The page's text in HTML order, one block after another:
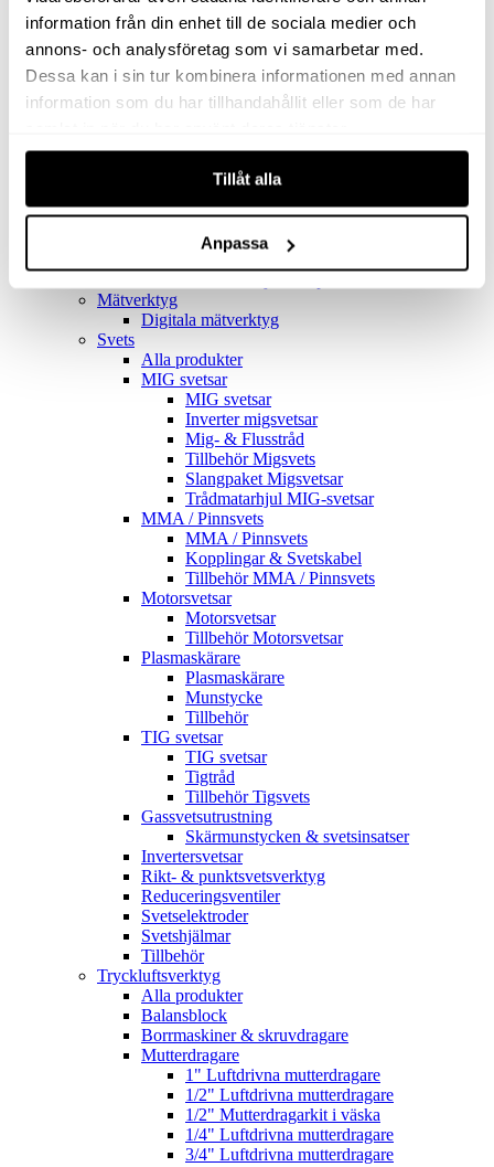
information från din enhet till de sociala medier och
annons- och analysföretag som vi samarbetar med.
Dessa kan i sin tur kombinera informationen med annan
information som du har tillhandahållit eller som de har
Tillåt alla
Anpassa
Golv- & Kombinationsmunstycke
Munstycke
Motor
Reservdelar dammsugare
Rör & handtag
Uppsamlingspåsar
Alla produkter
Mätverktyg
Digitala mätverktyg
Svets
Alla produkter
MIG svetsar
MIG svetsar
Inverter migsvetsar
Mig- & Flusstråd
Tillbehör Migsvets
Slangpaket Migsvetsar
Trådmatarhjul MIG-svetsar
MMA / Pinnsvets
MMA / Pinnsvets
Kopplingar & Svetskabel
Tillbehör MMA / Pinnsvets
Motorsvetsar
Motorsvetsar
Tillbehör Motorsvetsar
Plasmaskärare
Plasmaskärare
Munstycke
Tillbehör
TIG svetsar
TIG svetsar
Tigtråd
Tillbehör Tigsvets
Gassvetsutrustning
Skärmunstycken & svetsinsatser
Invertersvetsar
Rikt- & punktsvetsverktyg
Reduceringsventiler
Svetselektroder
Svetshjälmar
Tillbehör
Tryckluftsverktyg
Alla produkter
Balansblock
Borrmaskiner & skruvdragare
Mutterdragare
1" Luftdrivna mutterdragare
1/2" Luftdrivna mutterdragare
1/2" Mutterdragarkit i väska
1/4" Luftdrivna mutterdragare
3/4" Luftdrivna mutterdragare